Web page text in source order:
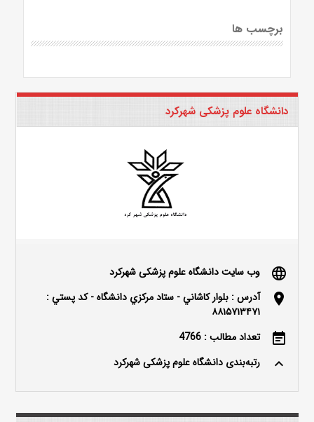
برچسب ها
دانشگاه علوم پزشکی شهرکرد
language وب سایت دانشگاه علوم پزشکی شهرکرد
location_on
آدرس : بلوار كاشاني - ستاد مركزي دانشگاه - كد پستي :
۸۸۱۵۷۱۳۴۷۱
event_note تعداد مطالب : 4766
keyboard_arrow_up رتبه‌بندی دانشگاه علوم پزشکی شهرکرد